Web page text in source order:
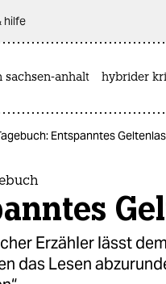
hilfe
sachsen-anhalt hybrider
Entspanntes
Erzähler lässt
das Lesen